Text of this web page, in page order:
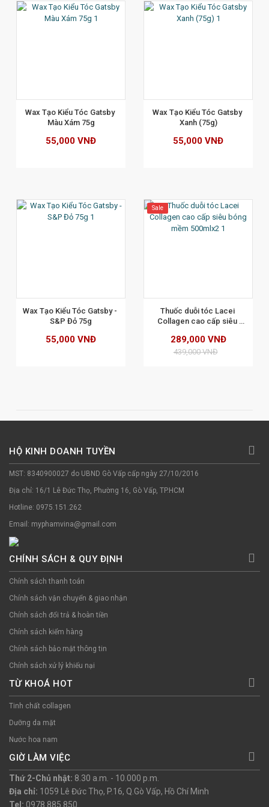
Wax Tạo Kiểu Tóc Gatsby
Màu Xám 75g
55,000 VNĐ
Wax Tạo Kiểu Tóc Gatsby
Xanh (75g)
55,000 VNĐ
Wax Tạo Kiểu Tóc Gatsby -
S&P Đỏ 75g
55,000 VNĐ
Sale
Thuốc duỗi tóc Lacei
Collagen cao cấp siêu
289,000 VNĐ
439,000 VNĐ
HỘ KINH DOANH TUYỀN
MST: 8340900027 do UBND Gò Vấp cấp ngày 27/10/2016
Địa chỉ: 16/1 Lê Đức Thọ, Phường 16, Gò Vấp, TP.HCM
Hotline: 0975.151.262
Email: myphamvina@gmail.com
CHÍNH SÁCH & QUY ĐỊNH
Chính sách thanh toán
Chính sách vận chuyển & giao nhận
Chính sách đổi trả & hoàn tiền
Chính sách kiểm hàng
Chính sách bảo mật thông tin
Chính sách xử lý khiếu nại
TỪ KHOÁ HOT
Tinh chất collagen
Dưỡng da mặt
Nước hoa nam
GIỜ LÀM VIỆC
Thứ 2-Chủ nhật: 8.30 a.m. - 10.000 p.m.
Địa chỉ: 1059 Lê Đức Thọ, P.16, Q.Gò Vấp, Hồ Chí Minh
Tel: 0978.885.850